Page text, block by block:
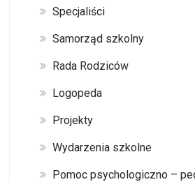
Specjaliści
Samorząd szkolny
Rada Rodziców
Logopeda
Projekty
Wydarzenia szkolne
Pomoc psychologiczno –